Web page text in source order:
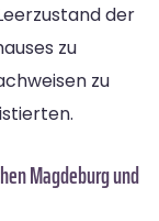
der
zu
zu
Magdeburg und